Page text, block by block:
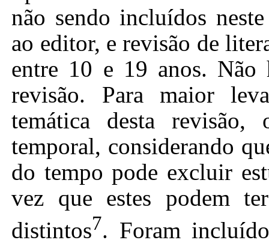
não sendo incluídos
ao editor, e revisão de
entre 10 e 19 anos. Não
revisão. Para maior
temática desta revisão,
temporal, considerando
do tempo pode excluir
vez que estes podem
distintos7. Foram